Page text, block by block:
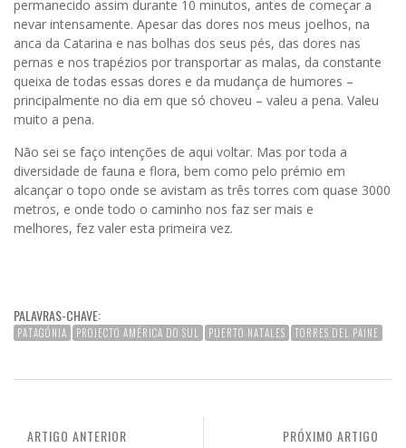
permanecido assim durante 10 minutos, antes de começar a
nevar intensamente. Apesar das dores nos meus joelhos, na
anca da Catarina e nas bolhas dos seus pés, das dores nas
pernas e nos trapézios por transportar as malas, da constante
queixa de todas essas dores e da mudança de humores –
principalmente no dia em que só choveu – valeu a pena. Valeu
muito a pena.
Não sei se faço intenções de aqui voltar. Mas por toda a
diversidade de fauna e flora, bem como pelo prémio em
alcançar o topo onde se avistam as três torres com quase 3000
metros, e onde todo o caminho nos faz ser mais e
melhores, fez valer esta primeira vez.
PALAVRAS-CHAVE:
PATAGÓNIA PROJECTO AMÉRICA DO SUL PUERTO NATALES TORRES DEL PAINE
PRÓXIMO ARTIGO
ARTIGO ANTERIOR